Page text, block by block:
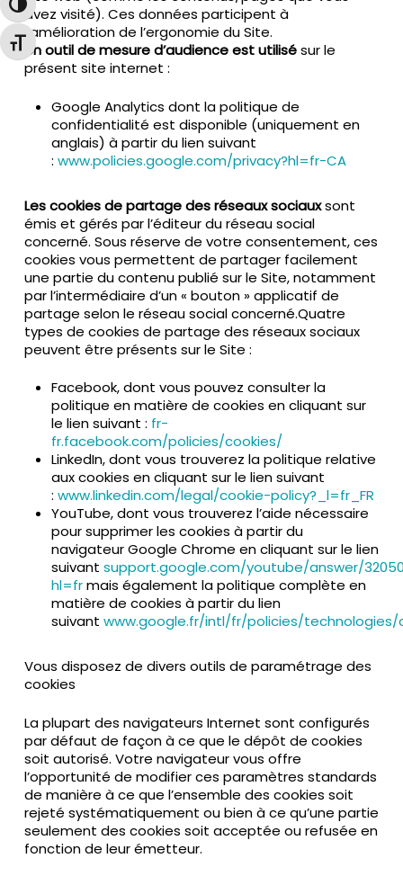
Passer en contraste élevé
Changer la taille de la police
avez visité). Ces données participent à
l’amélioration de l’ergonomie du Site.
Un outil de mesure d’audience est utilisésur le
présent site internet :
Google Analytics dont la politique de
confidentialité est disponible (uniquement en
anglais) à partir du lien suivant
: www.policies.google.com/privacy?hl=fr-CA
Les cookies de partage des réseaux sociauxsont
émis et gérés par l’éditeur du réseau social
concerné. Sous réserve de votre consentement, ces
cookies vous permettent de partager facilement
une partie du contenu publié sur le Site, notamment
par l’intermédiaire d’un « bouton » applicatif de
partage selon le réseau social concerné.Quatre
types de cookies de partage des réseaux sociaux
peuvent être présents sur le Site :
Facebook, dont vous pouvez consulter la
politique en matière de cookies en cliquant sur
le lien suivant : fr-
fr.facebook.com/policies/cookies/
LinkedIn, dont vous trouverez la politique relative
aux cookies en cliquant sur le lien suivant
: www.linkedin.com/legal/cookie-policy?_l=fr_FR
YouTube, dont vous trouverez l’aide nécessaire
pour supprimer les cookies à partir du
navigateur Google Chrome en cliquant sur le lien
suivant support.google.com/youtube/answer/
hl=frmais également la politique complète en
matière de cookies à partir du lien
suivant www.google.fr/intl/fr/policies/technologies/
Vous disposez de divers outils de paramétrage des
cookies
La plupart des navigateurs Internet sont configurés
par défaut de façon à ce que le dépôt de cookies
soit autorisé. Votre navigateur vous offre
l’opportunité de modifier ces paramètres standards
de manière à ce que l’ensemble des cookies soit
rejeté systématiquement ou bien à ce qu’une partie
seulement des cookies soit acceptée ou refusée en
fonction de leur émetteur.